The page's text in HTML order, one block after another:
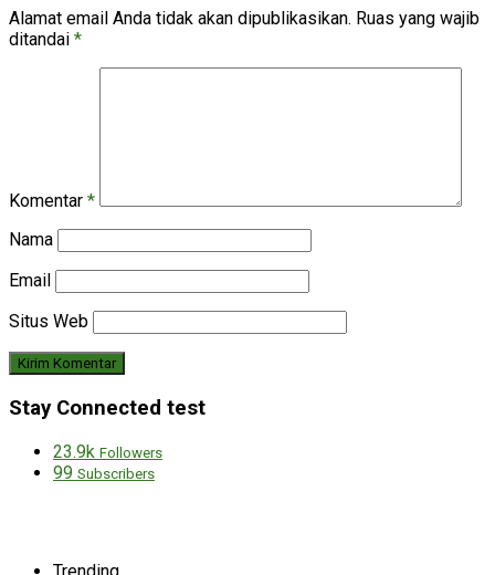
Alamat email Anda tidak akan dipublikasikan. Ruas yang wajib
ditandai *
Komentar *
Nama
Email
Situs Web
Stay Connected test
23.9k Followers
99 Subscribers
Trending